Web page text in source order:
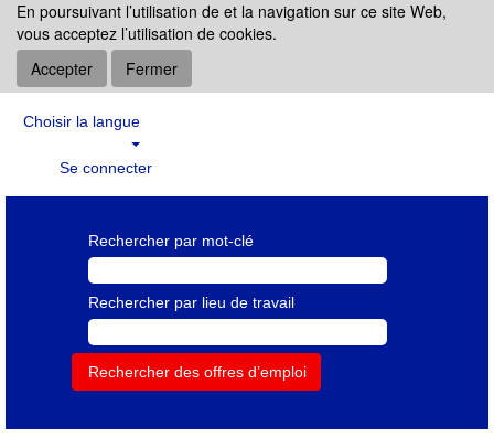
En poursuivant l’utilisation de et la navigation sur ce site Web,
vous acceptez l’utilisation de cookies.
Accepter
Fermer
Choisir la langue
Se connecter
Rechercher par mot-clé
Rechercher par lieu de travail